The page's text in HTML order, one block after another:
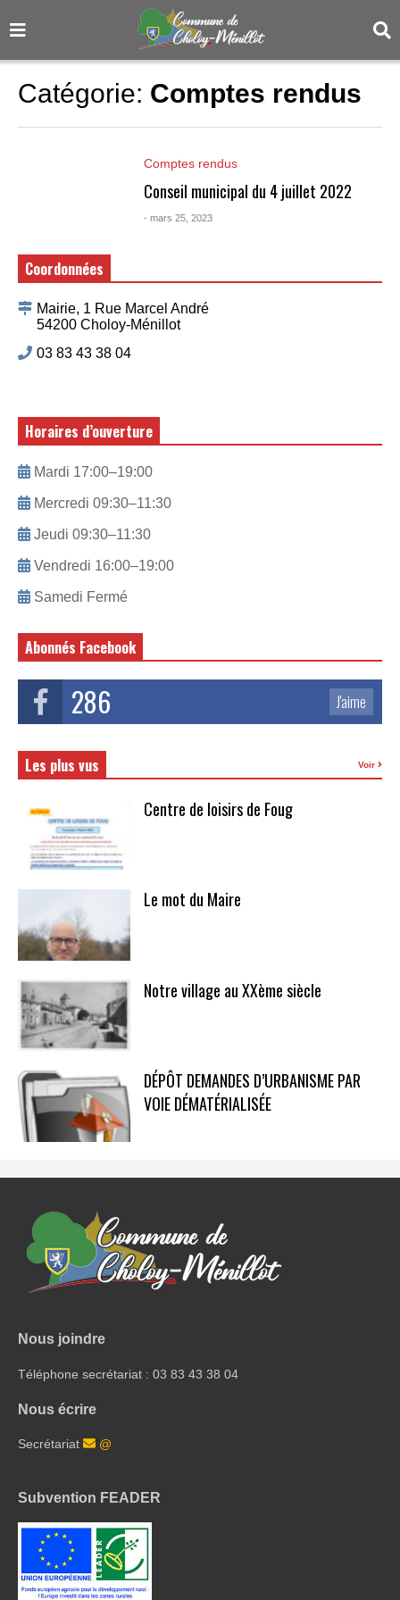
Catégorie: Comptes rendus
Comptes rendus
Conseil municipal du 4 juillet 2022
- mars 25, 2023
Coordonnées
Mairie, 1 Rue Marcel André
54200 Choloy-Ménillot
03 83 43 38 04
Horaires d’ouverture
Mardi 17:00–19:00
Mercredi 09:30–11:30
Jeudi 09:30–11:30
Vendredi 16:00–19:00
Samedi Fermé
Abonnés Facebook
286 J'aime
Les plus vus Voir
Centre de loisirs de Foug
Le mot du Maire
Notre village au XXème siècle
DÉPÔT DEMANDES D’URBANISME PAR
VOIE DÉMATÉRIALISÉE
Nous joindre
Téléphone secrétariat : 03 83 43 38 04
Nous écrire
Secrétariat @
Subvention FEADER